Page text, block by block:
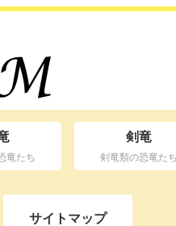
竜たち
剣竜
剣竜類の恐竜たち
サイトマップ